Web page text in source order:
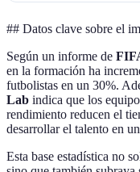
## Datos clave sobre el
Según un informe de
en la formación ha
futbolistas en un 30%.
Lab indica que los
rendimiento reducen el
desarrollar el talento en
Esta base estadística no